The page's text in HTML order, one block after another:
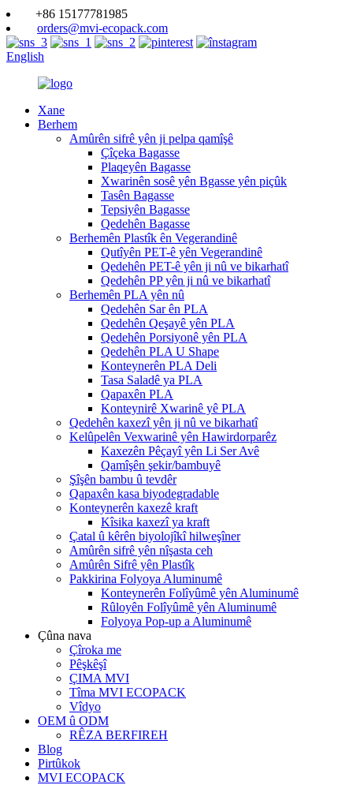
+86 15177781985
orders@mvi-ecopack.com
English
Xane
Berhem
Amûrên sifrê yên ji pelpa qamîşê
Çîçeka Bagasse
Plaqeyên Bagasse
Xwarinên sosê yên Bgasse yên piçûk
Tasên Bagasse
Tepsiyên Bagasse
Qedehên Bagasse
Berhemên Plastîk ên Vegerandinê
Qutîyên PET-ê yên Vegerandinê
Qedehên PET-ê yên ji nû ve bikarhatî
Qedehên PP yên ji nû ve bikarhatî
Berhemên PLA yên nû
Qedehên Sar ên PLA
Qedehên Qeşayê yên PLA
Qedehên Porsiyonê yên PLA
Qedehên PLA U Shape
Konteynerên PLA Deli
Tasa Saladê ya PLA
Qapaxên PLA
Konteynirê Xwarinê yê PLA
Qedehên kaxezî yên ji nû ve bikarhatî
Kelûpelên Vexwarinê yên Hawirdorparêz
Kaxezên Pêçayî yên Li Ser Avê
Qamîşên şekir/bambuyê
Şîşên bambu û tevdêr
Qapaxên kasa biyodegradable
Konteynerên kaxezê kraft
Kîsika kaxezî ya kraft
Çatal û kêrên biyolojîkî hilweşîner
Amûrên sifrê yên nîşasta ceh
Amûrên Sifrê yên Plastîk
Pakkirina Folyoya Aluminumê
Konteynerên Folîyûmê yên Aluminumê
Rûloyên Folîyûmê yên Aluminumê
Folyoya Pop-up a Aluminumê
Çûna nava
Çîroka me
Pêşkêşî
ÇIMA MVI
Tîma MVI ECOPACK
Vîdyo
OEM û ODM
RÊZA BERFIREH
Blog
Pirtûkok
MVI ECOPACK